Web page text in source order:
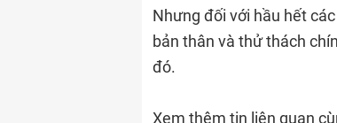
Nhưng đối với hầu hết
bản thân và thử thách
đó.
Xem thêm tin liên quan